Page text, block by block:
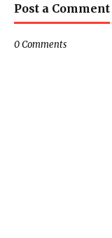
Post a Comment
0 Comments